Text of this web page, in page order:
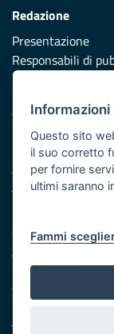
Redazione
Presentazione
Responsabili di
Vai al sito di
Iniziativa
Asse XI
Cookie e privacy
Atti di notifica
Feed RSS
Servizi Intranet
Questo sito
il suo corretto
per fornire
ultimi saranno
Fammi